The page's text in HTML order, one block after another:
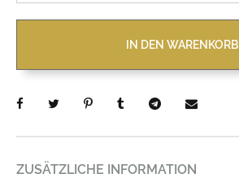
IN DEN WARENKORB
ZUSÄTZLICHE INFORMATION